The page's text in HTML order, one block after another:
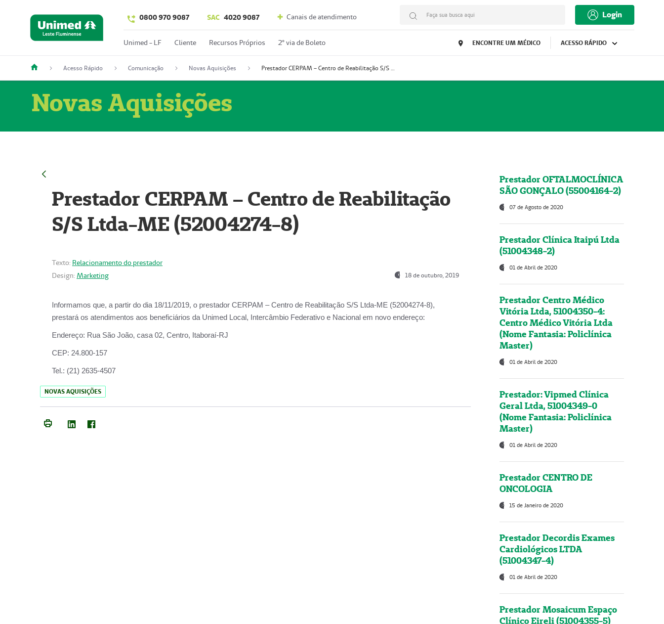
0800 970 9087 SAC 4020 9087 Canais de atendimento Faça sua busca aqui Login
Unimed - LF Cliente Recursos Próprios 2º via de Boleto ENCONTRE UM MÉDICO ACESSO RÁPIDO
Acesso Rápido Comunicação Novas Aquisições Prestador CERPAM – Centro de Reabilitação S/S Ltda-ME (52004274-8)
Novas Aquisições
Prestador CERPAM – Centro de Reabilitação
S/S Ltda-ME (52004274-8)
Texto: Relacionamento do prestador
Design: Marketing 18 de outubro, 2019
Informamos que, a partir do dia 18/11/2019, o prestador CERPAM – Centro de Reabilitação S/S Ltda-ME (52004274-8),
prestará os atendimentos aos beneficiários da Unimed Local, Intercâmbio Federativo e Nacional em novo endereço:
Endereço: Rua São João, casa 02, Centro, Itaboraí-RJ
CEP: 24.800-157
Tel.: (21) 2635-4507
NOVAS AQUISIÇÕES
Prestador OFTALMOCLÍNICA
SÃO GONÇALO (55004164-2)
07 de Agosto de 2020
Prestador Clínica Itaipú Ltda
(51004348-2)
01 de Abril de 2020
Prestador Centro Médico
Vitória Ltda, 51004350-4:
Centro Médico Vitória Ltda
(Nome Fantasia: Policlínica
Master)
01 de Abril de 2020
Prestador: Vipmed Clínica
Geral Ltda, 51004349-0
(Nome Fantasia: Policlínica
Master)
01 de Abril de 2020
Prestador CENTRO DE
ONCOLOGIA
15 de Janeiro de 2020
Prestador Decordis Exames
Cardiológicos LTDA
(51004347-4)
01 de Abril de 2020
Prestador Mosaicum Espaço
Clínico Eireli (51004355-5)